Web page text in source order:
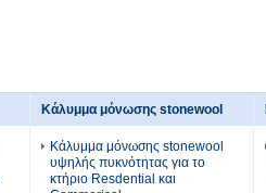
Κάλυμμα μόνωσης stonewool
Κάλυμμα μόνωσης stonewool
υψηλής πυκνότητας για το
κτήριο Resdential και